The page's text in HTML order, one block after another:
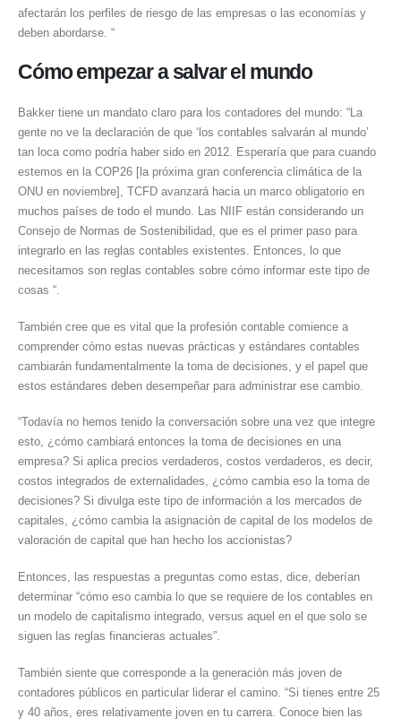
afectarán los perfiles de riesgo de las empresas o las economías y
deben abordarse. “
Cómo empezar a salvar el mundo
Bakker tiene un mandato claro para los contadores del mundo: “La
gente no ve la declaración de que ‘los contables salvarán al mundo’
tan loca como podría haber sido en 2012. Esperaría que para cuando
estemos en la COP26 [la próxima gran conferencia climática de la
ONU en noviembre], TCFD avanzará hacia un marco obligatorio en
muchos países de todo el mundo. Las NIIF están considerando un
Consejo de Normas de Sostenibilidad, que es el primer paso para
integrarlo en las reglas contables existentes. Entonces, lo que
necesitamos son reglas contables sobre cómo informar este tipo de
cosas “.
También cree que es vital que la profesión contable comience a
comprender cómo estas nuevas prácticas y estándares contables
cambiarán fundamentalmente la toma de decisiones, y el papel que
estos estándares deben desempeñar para administrar ese cambio.
“Todavía no hemos tenido la conversación sobre una vez que integre
esto, ¿cómo cambiará entonces la toma de decisiones en una
empresa? Si aplica precios verdaderos, costos verdaderos, es decir,
costos integrados de externalidades, ¿cómo cambia eso la toma de
decisiones? Si divulga este tipo de información a los mercados de
capitales, ¿cómo cambia la asignación de capital de los modelos de
valoración de capital que han hecho los accionistas?
Entonces, las respuestas a preguntas como estas, dice, deberían
determinar “cómo eso cambia lo que se requiere de los contables en
un modelo de capitalismo integrado, versus aquel en el que solo se
siguen las reglas financieras actuales”.
También siente que corresponde a la generación más joven de
contadores públicos en particular liderar el camino. “Si tienes entre 25
y 40 años, eres relativamente joven en tu carrera. Conoce bien las